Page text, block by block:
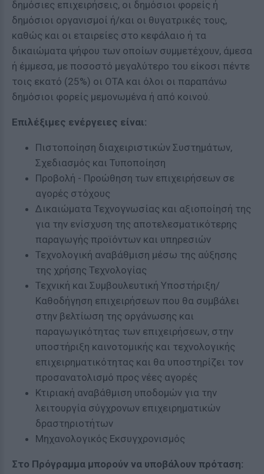
δημόσιες επιχειρήσεις, οι δημόσιοι φορείς ή
δημόσιοι οργανισμοί ή/και οι θυγατρικές τους,
καθώς και οι εταιρείες στο κεφάλαιο ή τα
δικαιώματα ψήφου των οποίων συμμετέχουν, άμεσα
ή έμμεσα, με ποσοστό μεγαλύτερο του είκοσι πέντε
τοις εκατό (25%) οι ΟΤΑ και όλοι οι παραπάνω
δημόσιοι φορείς μεμονωμένα ή από κοινού.
Επιλέξιμες ενέργειες είναι:
Πιστοποίηση διαχειριστικών Συστημάτων,
Σχεδιασμός και Τυποποίηση
Προβολή - Προώθηση των επιχειρήσεων σε
αγορές στόχους
Δικαιώματα Τεχνογνωσίας και αξιοποίησή της
για την ενίσχυση της αποτελεσματικότερης
παραγωγής προϊόντων και υπηρεσιών
Τεχνολογική αναβάθμιση μέσω της αύξησης
της χρήσης Τεχνολογίας
Τεχνική και Συμβουλευτική Υποστήριξη/
Καθοδήγηση επιχειρήσεων που θα συμβάλει
στην βελτίωση της οργάνωσης και
παραγωγικότητας των επιχειρήσεων, στην
υποστήριξη καινοτομικής και τεχνολογικής
επιχειρηματικότητας και θα υποστηρίζει τον
προσανατολισμό προς νέες αγορές
Κτιριακή αναβάθμιση υποδομών για την
λειτουργία σύγχρονων επιχειρηματικών
δραστηριοτήτων
Μηχανολογικός Εκσυγχρονισμός
Στο Πρόγραμμα μπορούν να υποβάλουν πρόταση: